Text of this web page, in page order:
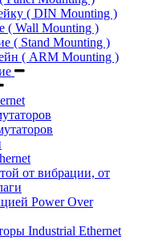
( DIN Mounting )
( Wall Mounting )
( Stand Mounting )
( ARM Mounting )
от вибрации, от
Power Over
Industrial Ethernet